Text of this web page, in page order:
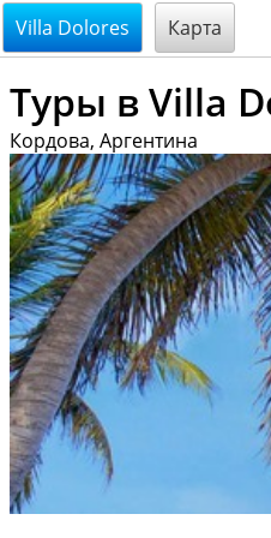
@endsectiom
Villa Dolores Карта
Туры в Villa
Кордова, Аргентина